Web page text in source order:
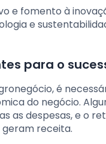
e fomento à
e
para o
é
do negócio.
as despesas, e o
receita.